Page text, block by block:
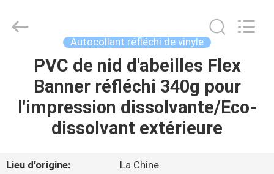
MAISON
Material
Autocollant réfléchi de vinyle
PVC de nid d'abeilles Flex
Banner réfléchi 340g pour
l'impression dissolvante/Eco-
dissolvant extérieure
Lieu d'origine:
La Chine